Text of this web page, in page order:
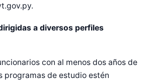
.
a diversos perfiles
con al menos dos años de
programas de estudio estén